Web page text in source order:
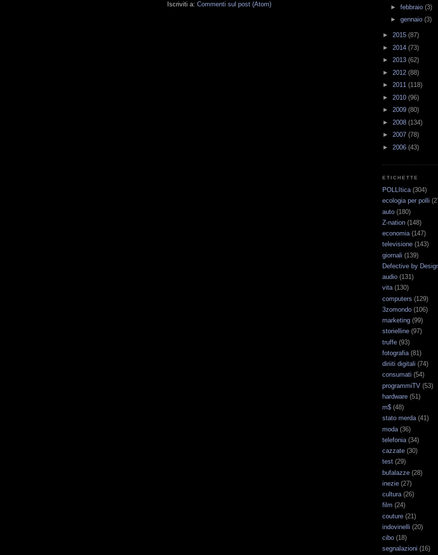
Iscriviti a: Commenti sul post (Atom)
► febbraio (3)
► gennaio (3)
► 2015 (87)
► 2014 (73)
► 2013 (62)
► 2012 (88)
► 2011 (118)
► 2010 (96)
► 2009 (80)
► 2008 (134)
► 2007 (78)
► 2006 (43)
ETICHETTE
POLLItica (304)
ecologia per polli
auto (180)
Z-nation (148)
economia (147)
televisione (143)
giornali (139)
Defective by
audio (131)
vita (130)
computers (129)
3zomondo (106)
marketing (99)
storielline (97)
truffe (93)
fotografia (81)
diriiti digitali (74)
consumati (54)
programmiTV (53)
hardware (51)
m$ (48)
stato merda (41)
moda (36)
telefonia (34)
cazzate (30)
test (29)
bufalazze (28)
inezie (27)
cultura (26)
film (24)
couture (21)
indovinelli (20)
cibo (18)
segnalazioni (16)